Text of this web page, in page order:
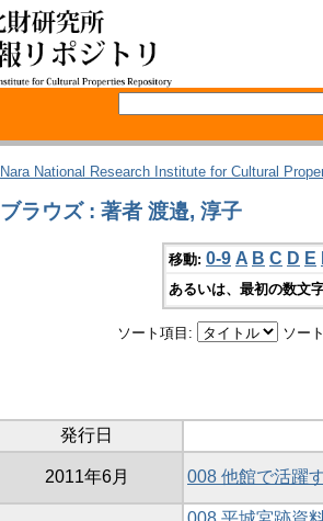
Nara National Research Institute for Cultural
ブラウズ : 著者 渡邉, 淳子
移動: 0-9 A B C D E
あるいは、最初の数文
ソート項目: ソー
発行日
2011年6月 008 他館で活躍